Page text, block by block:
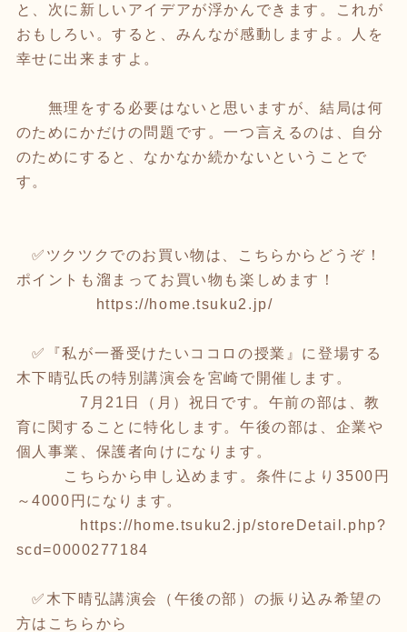
と、次に新しいアイデアが浮かんできます。これが
おもしろい。すると、みんなが感動しますよ。人を
幸せに出来ますよ。
無理をする必要はないと思いますが、結局は何
のためにかだけの問題です。一つ言えるのは、自分
のためにすると、なかなか続かないということで
す。
✅ツクツクでのお買い物は、こちらからどうぞ！
ポイントも溜まってお買い物も楽しめます！
https://home.tsuku2.jp/
✅『私が一番受けたいココロの授業』に登場する
木下晴弘氏の特別講演会を宮崎で開催します。
7月21日（月）祝日です。午前の部は、教
育に関することに特化します。午後の部は、企業や
個人事業、保護者向けになります。
こちらから申し込めます。条件により3500円
～4000円になります。
https://home.tsuku2.jp/storeDetail.php?
scd=0000277184
✅木下晴弘講演会（午後の部）の振り込み希望の
方はこちらから